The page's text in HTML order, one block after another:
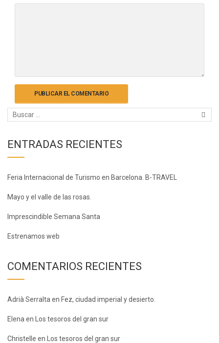
ENTRADAS RECIENTES
Feria Internacional de Turismo en Barcelona. B-TRAVEL
Mayo y el valle de las rosas.
Imprescindible Semana Santa
Estrenamos web
COMENTARIOS RECIENTES
Adrià Serralta en Fez, ciudad imperial y desierto.
Elena en Los tesoros del gran sur
Christelle en Los tesoros del gran sur